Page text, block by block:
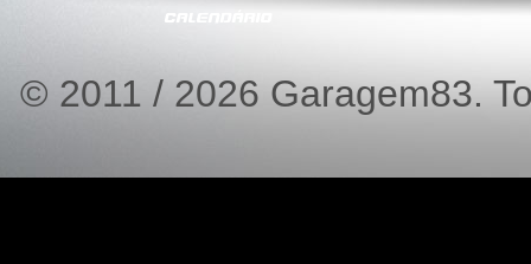
CALENDÁRIO
© 2011 / 2026 Garagem83.